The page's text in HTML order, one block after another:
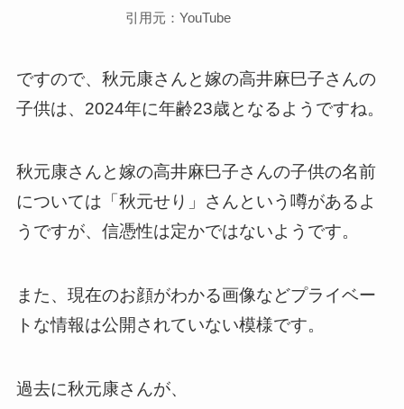
引用元：YouTube
ですので、秋元康さんと嫁の高井麻巳子さんの
子供は、2024年に年齢23歳となるようですね。
秋元康さんと嫁の高井麻巳子さんの子供の名前
については「秋元せり」さんという噂があるよ
うですが、信憑性は定かではないようです。
また、現在のお顔がわかる画像などプライベー
トな情報は公開されていない模様です。
過去に秋元康さんが、